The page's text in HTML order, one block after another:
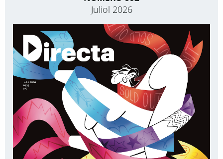
Juliol 2026